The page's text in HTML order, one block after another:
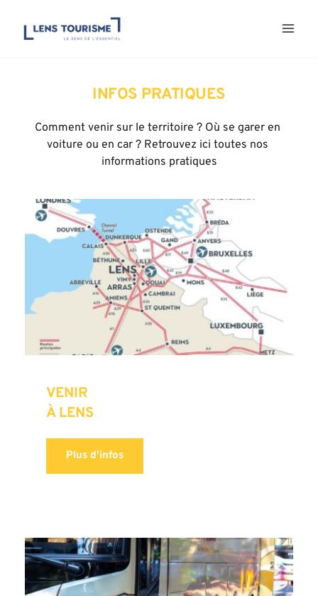
INFOS PRATIQUES
Comment venir sur le territoire ? Où se garer en
voiture ou en car ? Retrouvez ici toutes nos
informations pratiques
VENIR
À LENS
Plus d'infos